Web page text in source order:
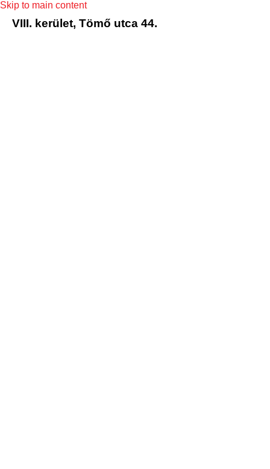
Skip to main content
VIII. kerület, Tömő utca 44.